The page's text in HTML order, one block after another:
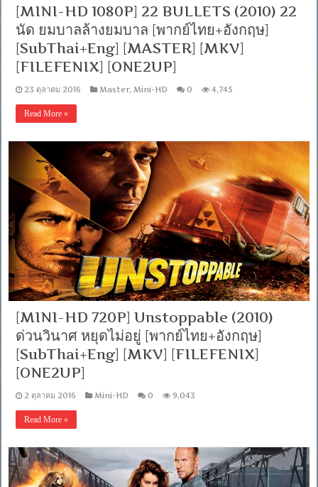
[MINI-HD 1080P] 22 BULLETS (2010) 22
นัด ยมบาลล้างยมบาล [พากย์ไทย+อังกฤษ]
[SubThai+Eng] [MASTER] [MKV]
[FILEFENIX] [ONE2UP]
23 ตุลาคม 2016 Master, Mini-HD 0 4,745
Read More »
[MINI-HD 720P] Unstoppable (2010)
ด่วนวินาศ หยุดไม่อยู่ [พากย์ไทย+อังกฤษ]
[SubThai+Eng] [MKV] [FILEFENIX]
[ONE2UP]
2 ตุลาคม 2016 Mini-HD 0 9,043
Read More »